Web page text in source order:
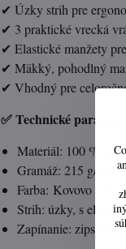
✔ Úzky strih pre
✔ 3 praktické vrecká
✔ Elastické manžety
✔ Mäkký, pohodlný
✔ Vhodný pre
✅ Technické parametre:
Materiál: 100 %
Gramáž: 215 g/m²
Farba: Kovovo sivá
Strih: úzky, s
Zapínanie: zips po